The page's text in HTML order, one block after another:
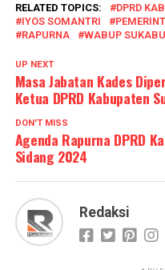
RELATED TOPICS:
DPRD
IYOS SOMANTRI
RAPURNA
WABUP
UP NEXT
Masa Jabatan Kades
Ketua DPRD Kabupaten
DON'T MISS
Agenda Rapurna DPRD
Sidang 2024
Redaksi